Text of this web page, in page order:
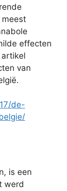
meest
effecten
van
de-
is een
werd